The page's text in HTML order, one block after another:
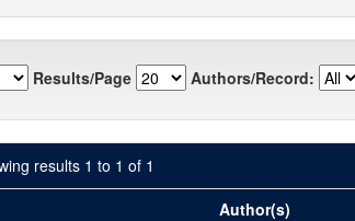
Results/Page Authors/Record:
results 1 to 1 of 1
Author(s)